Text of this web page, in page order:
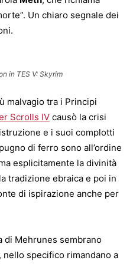
Un chiaro segnale dei
in TES V: Skyrim
malvagio tra i Principi
Scrolls IV causò la crisi
e i suoi complotti
di ferro sono all’ordine
esplicitamente la divinità
tradizione ebraica e poi in
di ispirazione anche per
di Mehrunes sembrano
specifico rimandano a